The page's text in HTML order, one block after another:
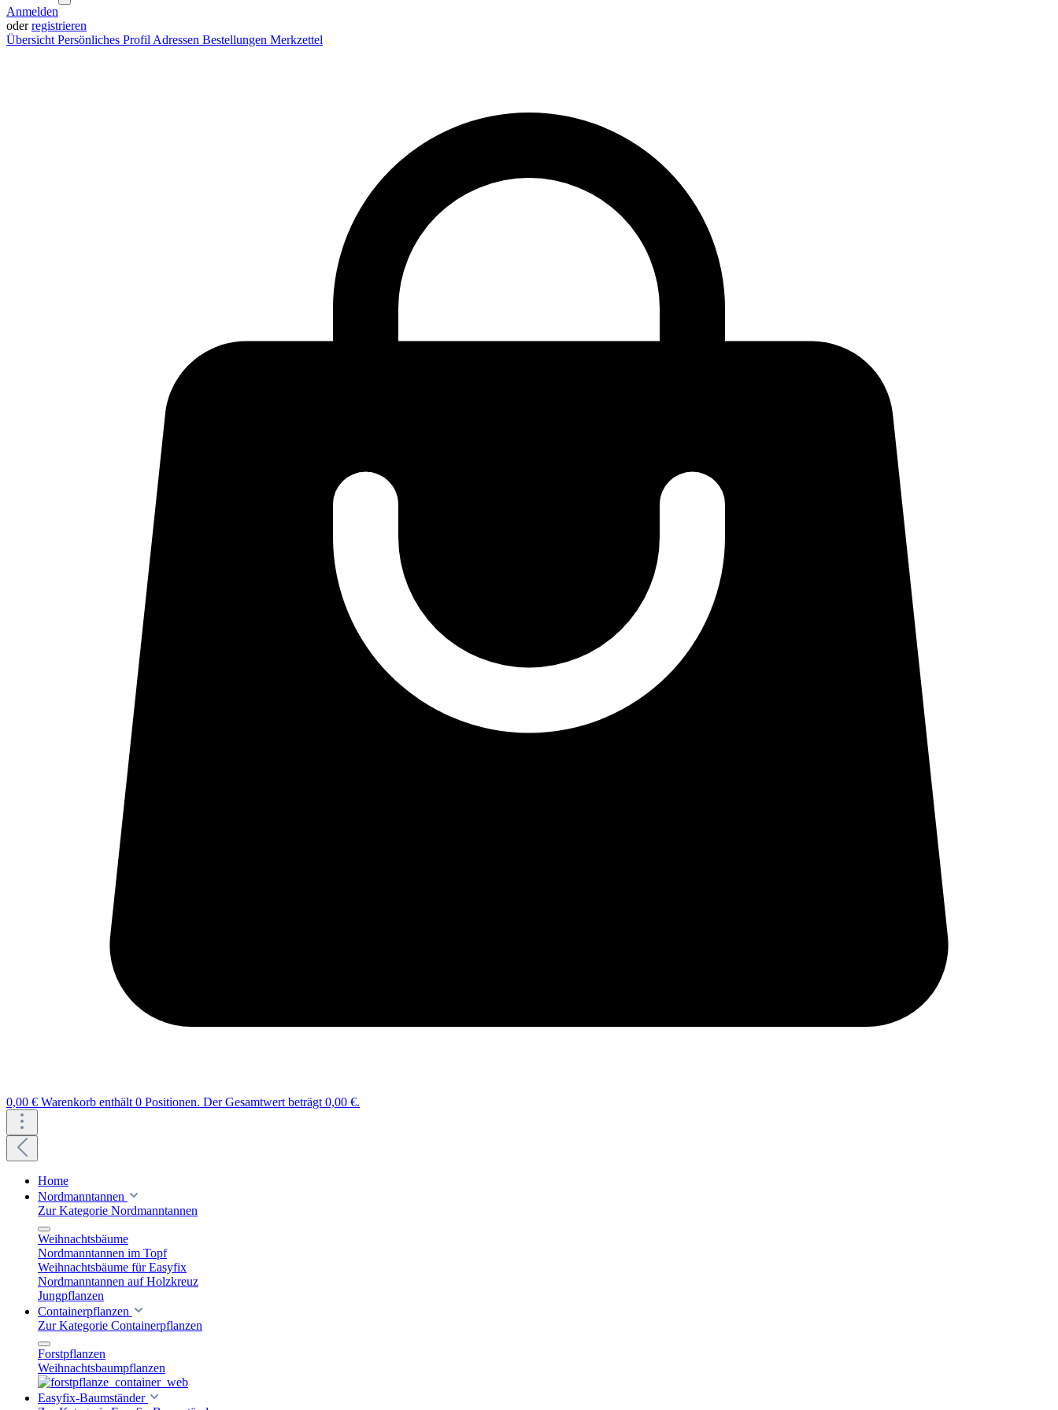
Anmelden
oderregistrieren
Übersicht Persönliches Profil Adressen Bestellungen Merkzettel
0,00 € Warenkorb enthält 0 Positionen. Der Gesamtwert beträgt 0,00 €.
Home
Nordmanntannen
Zur Kategorie Nordmanntannen
Weihnachtsbäume
Nordmanntannen im Topf
Weihnachtsbäume für Easyfix
Nordmanntannen auf Holzkreuz
Jungpflanzen
Containerpflanzen
Zur Kategorie Containerpflanzen
Forstpflanzen
Weihnachtsbaumpflanzen
Easyfix-Baumständer